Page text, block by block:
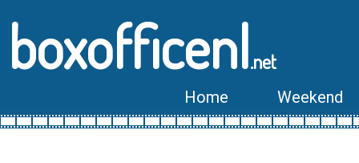
boxofficenl.net
Home Weekend